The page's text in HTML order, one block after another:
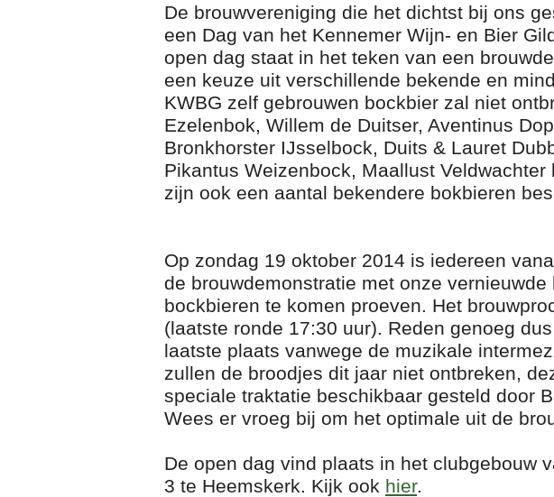
De brouwvereniging die het dichtst bij ons
een Dag van het Kennemer Wijn- en Bier
open dag staat in het teken van een
een keuze uit verschillende bekende en
KWBG zelf gebrouwen bockbier zal niet
Ezelenbok, Willem de Duitser, Aventinus
Bronkhorster IJsselbock, Duits & Lauret
Pikantus Weizenbock, Maallust
zijn ook een aantal bekendere bokbieren
Op zondag 19 oktober 2014 is iedereen
de brouwdemonstratie met onze
bockbieren te komen proeven. Het
(laatste ronde 17:30 uur). Reden genoeg
laatste plaats vanwege de muzikale
zullen de broodjes dit jaar niet ontbreken,
speciale traktatie beschikbaar gesteld door
Wees er vroeg bij om het optimale uit de
De open dag vind plaats in het clubgebouw
3 te Heemskerk. Kijk ook hier.